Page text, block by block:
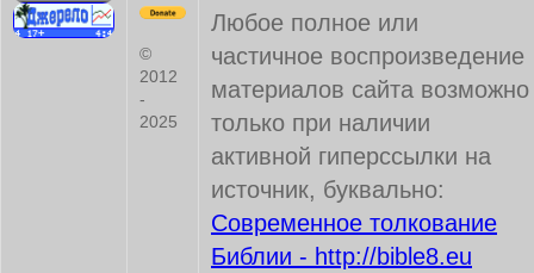
©
2012
-
2025
Любое полное или
частичное воспроизведение
материалов сайта возможно
только при наличии
активной гиперссылки на
источник, буквально:
Современное толкование
Библии - http://bible8.eu